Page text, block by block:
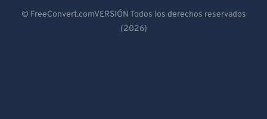
Español
© FreeConvert.comVERSIÓN Todos los derechos reservados
(2026)